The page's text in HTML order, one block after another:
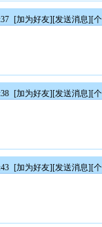
[加为好友][发送消息][
[加为好友][发送消息][
[加为好友][发送消息][